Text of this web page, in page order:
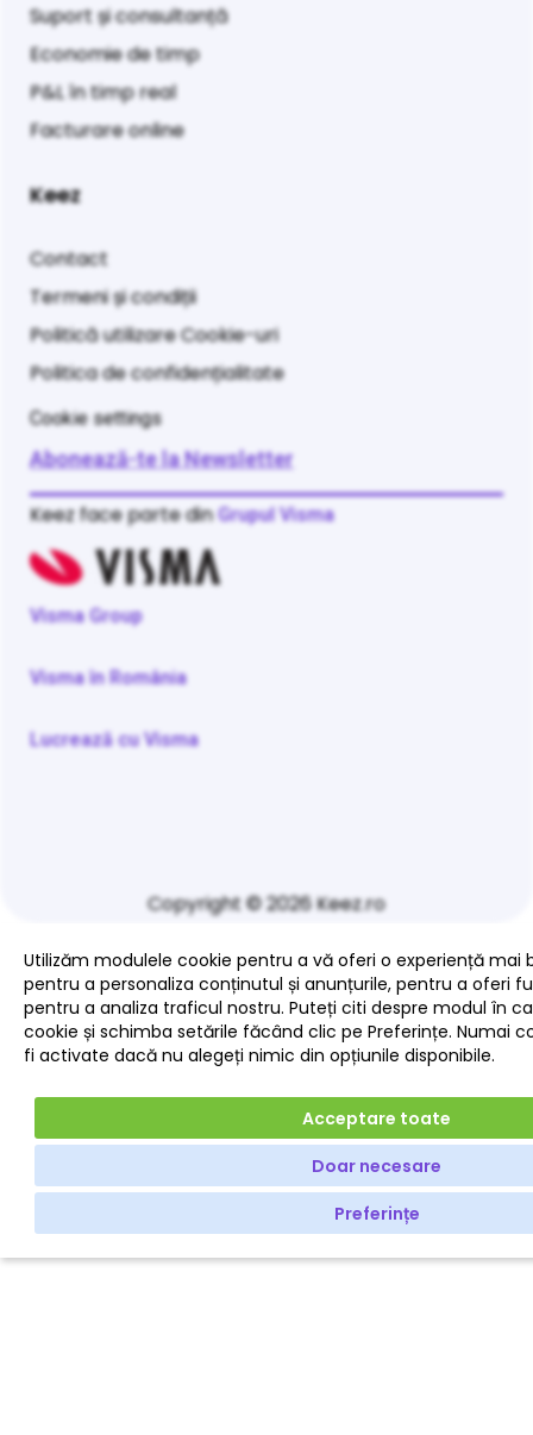
Suport și consultanță
Economie de timp
P&L în timp real
Facturare online
Keez
Contact
Termeni și condiții
Politică utilizare Cookie-uri
Politica de confidențialitate
Cookie settings
Abonează-te la Newsletter
Keez face parte dinGrupul Visma
Visma Group
Visma în România
Lucrează cu Visma
Copyright © 2026 Keez.ro